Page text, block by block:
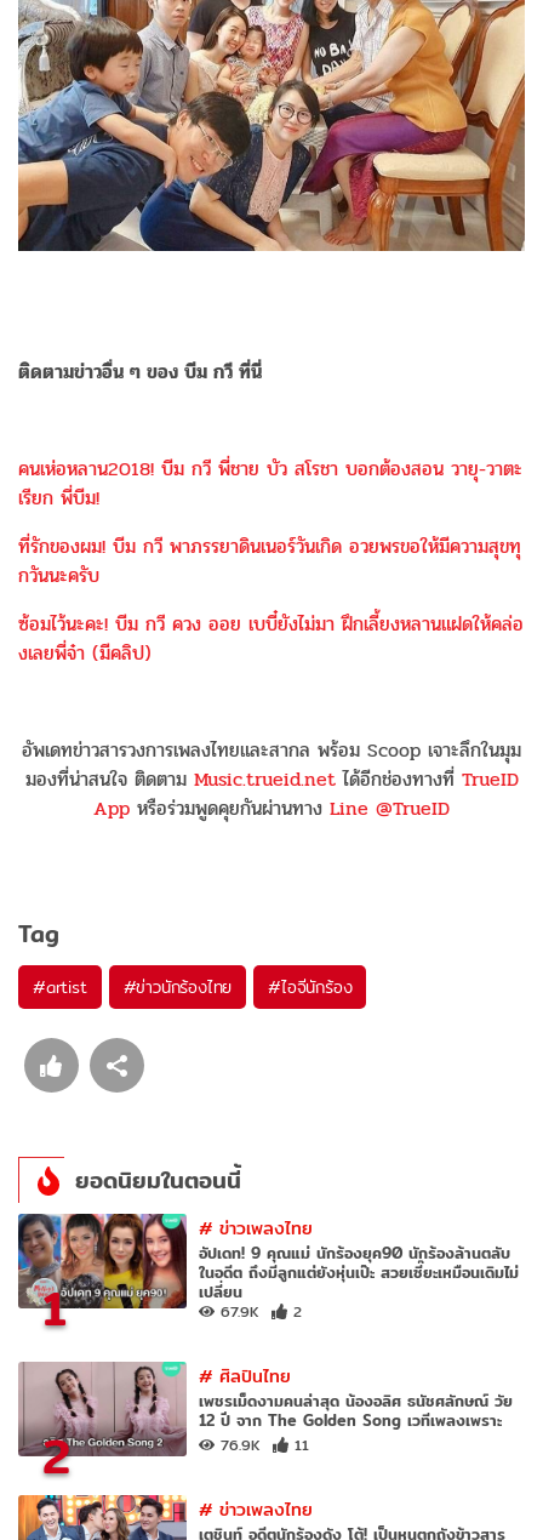
ติดตามข่าวอื่น ๆ ของ บีม กวี ที่นี่
คนเห่อหลาน2018! บีม กวี พี่ชาย บัว สโรชา บอกต้องสอน วายุ-วาตะ
เรียก พี่บีม!
ที่รักของผม! บีม กวี พาภรรยาดินเนอร์วันเกิด อวยพรขอให้มีความสุขทุ
กวันนะครับ
ซ้อมไว้นะคะ! บีม กวี ควง ออย เบบี๋ยังไม่มา ฝึกเลี้ยงหลานแฝดให้คล่อ
งเลยพี่จ๋า (มีคลิป)
อัพเดทข่าวสารวงการเพลงไทยและสากล พร้อม Scoop เจาะลึกในมุม
มองที่น่าสนใจ ติดตาม Music.trueid.netได้อีกช่องทางที่ TrueID
App หรือร่วมพูดคุยกันผ่านทาง Line @TrueID
Tag
#artist #ข่าวนักร้องไทย #ไอจีนักร้อง
ยอดนิยมในตอนนี้
1
#ข่าวเพลงไทย
อัปเดท! 9 คุณแม่ นักร้องยุค90 นักร้องล้านตลับ
ในอดีต ถึงมีลูกแต่ยังหุ่นเป๊ะ สวยเซี๊ยะเหมือนเดิมไม่
เปลี่ยน
67.9K 2
2
#ศิลปินไทย
เพชรเม็ดงามคนล่าสุด น้องอลิศ ธนัชศลักษณ์ วัย
12 ปี จาก The Golden Song เวทีเพลงเพราะ
76.9K 11
#ข่าวเพลงไทย
เตชินท์ อดีตนักร้องดัง โต้! เป็นหนูตกถังข้าวสาร